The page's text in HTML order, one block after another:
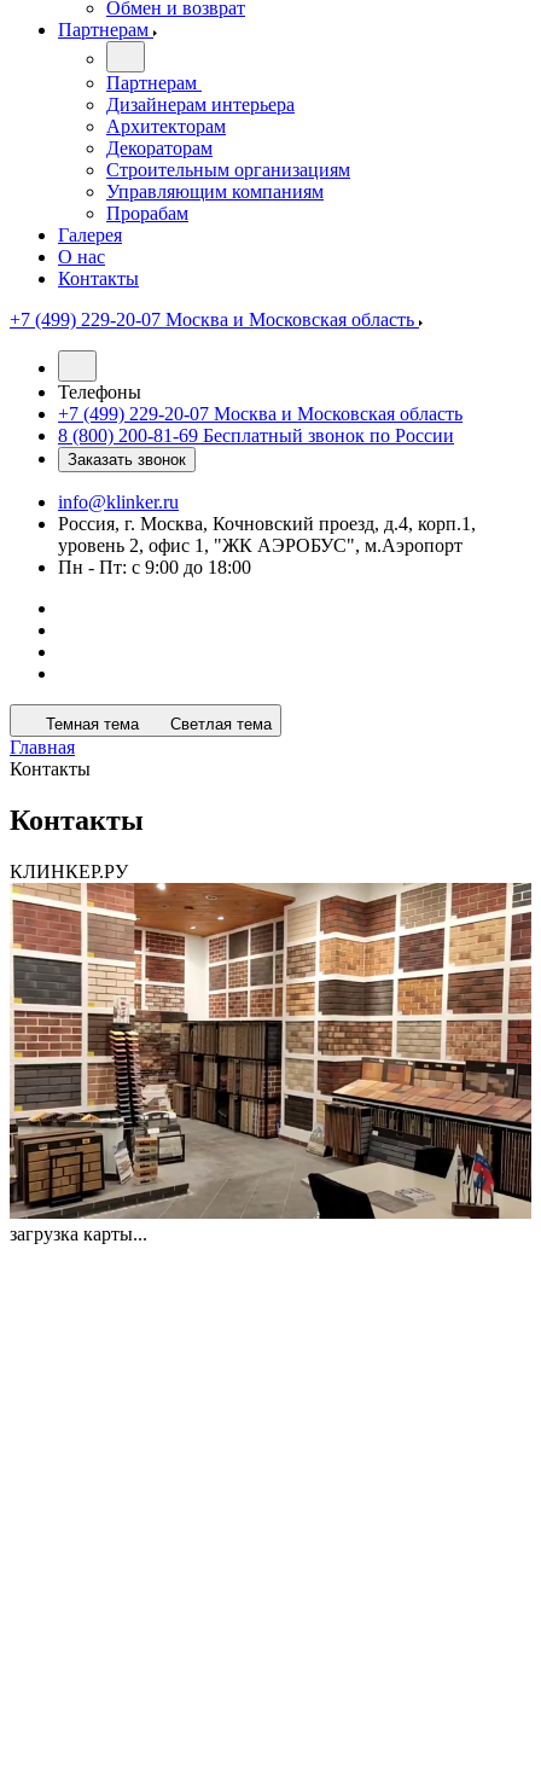
Обмен и возврат
Партнерам
Партнерам
Дизайнерам интерьера
Архитекторам
Декораторам
Строительным организациям
Управляющим компаниям
Прорабам
Галерея
О нас
Контакты
+7 (499) 229-20-07 Москва и Московская область
Телефоны
+7 (499) 229-20-07 Москва и Московская область
8 (800) 200-81-69 Бесплатный звонок по России
Заказать звонок
info@klinker.ru
Россия, г. Москва, Кочновский проезд, д.4, корп.1,
уровень 2, офис 1, "ЖК АЭРОБУС", м.Аэропорт
Пн - Пт: с 9:00 до 18:00
Темная тема Светлая тема
Главная
Контакты
Контакты
КЛИНКЕР.РУ
загрузка карты...